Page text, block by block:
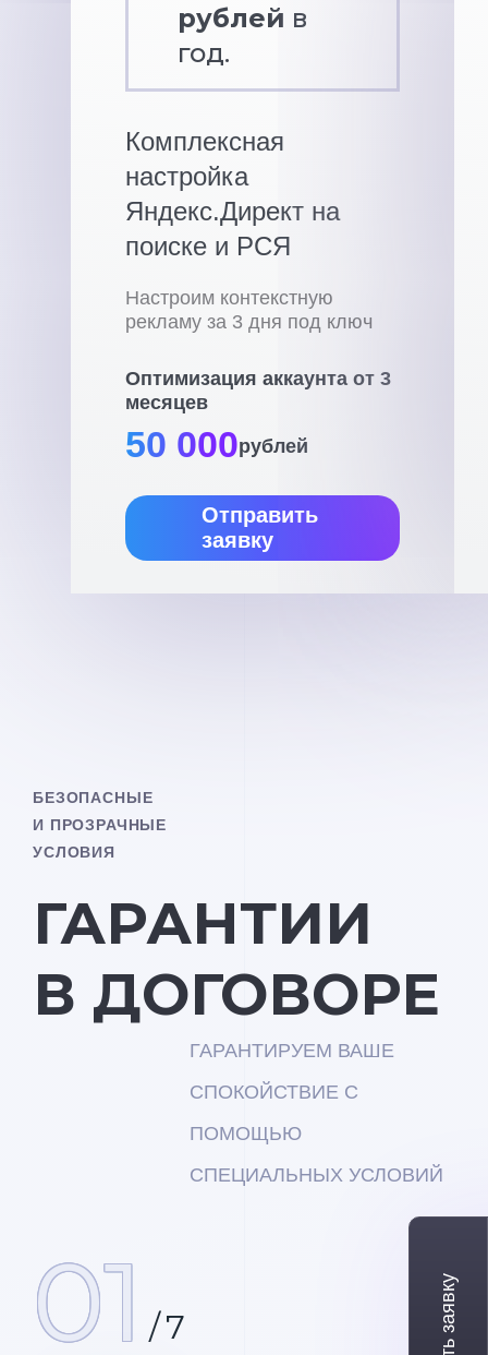
рублей в
год.
Комплексная
настройка
Яндекс.Директ на
поиске и РСЯ
Настроим контекстную
рекламу за 3 дня под ключ
Оптимизация аккаунта от 3
месяцев
50 000рублей
Отправить
заявку
БЕЗОПАСНЫЕ
И ПРОЗРАЧНЫЕ
УСЛОВИЯ
ГАРАНТИИ
В ДОГОВОРЕ
ГАРАНТИРУЕМ ВАШЕ
СПОКОЙСТВИЕ С
ПОМОЩЬЮ
СПЕЦИАЛЬНЫХ УСЛОВИЙ
01 /7